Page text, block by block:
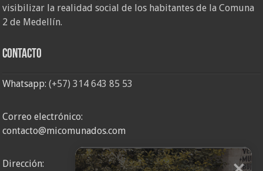
visibilizar la realidad social de los habitantes de la Comuna
2 de Medellín.
Contacto
Whatsapp:(+57) 314 643 85 53
Correo electrónico:
contacto@micomunados.com
Dirección: